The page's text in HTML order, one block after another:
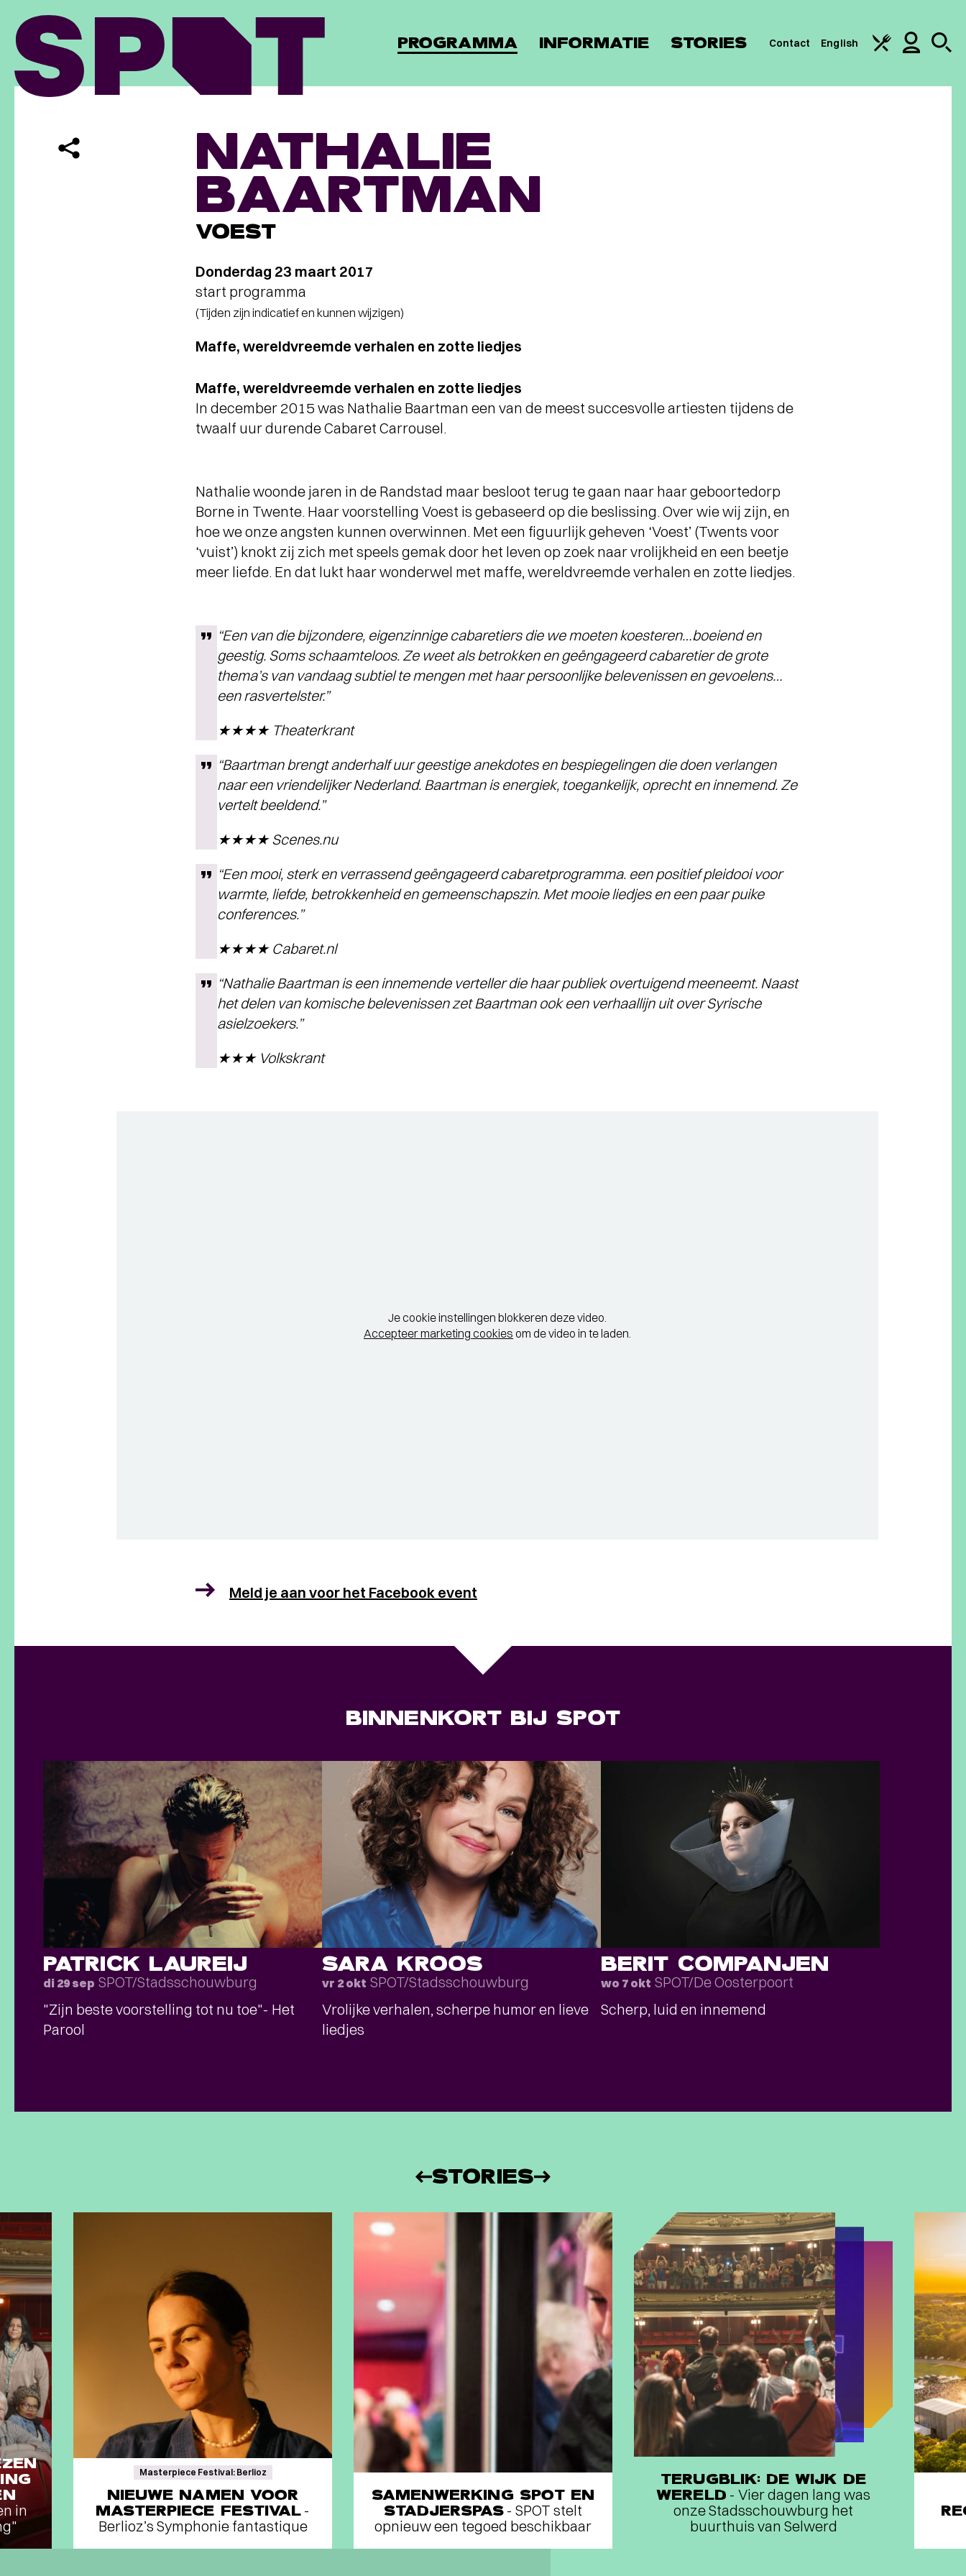
PROGRAMMA INFORMATIE STORIES Contact English
NATHALIE
BAARTMAN
VOEST
Donderdag 23 maart 2017
start programma
(Tijden zijn indicatief en kunnen wijzigen)
Maffe, wereldvreemde verhalen en zotte liedjes
Maffe, wereldvreemde verhalen en zotte liedjes
In december 2015 was Nathalie Baartman een van de meest succesvolle artiesten tijdens de
twaalf uur durende Cabaret Carrousel.
Nathalie woonde jaren in de Randstad maar besloot terug te gaan naar haar geboortedorp
Borne in Twente. Haar voorstelling Voest is gebaseerd op die beslissing. Over wie wij zijn, en
hoe we onze angsten kunnen overwinnen. Met een figuurlijk geheven ‘Voest’ (Twents voor
‘vuist’) knokt zij zich met speels gemak door het leven op zoek naar vrolijkheid en een beetje
meer liefde. En dat lukt haar wonderwel met maffe, wereldvreemde verhalen en zotte liedjes.
“Een van die bijzondere, eigenzinnige cabaretiers die we moeten koesteren…boeiend en
geestig. Soms schaamteloos. Ze weet als betrokken en geëngageerd cabaretier de grote
thema’s van vandaag subtiel te mengen met haar persoonlijke belevenissen en gevoelens…
een rasvertelster.”
★★★★ Theaterkrant
“Baartman brengt anderhalf uur geestige anekdotes en bespiegelingen die doen verlangen
naar een vriendelijker Nederland. Baartman is energiek, toegankelijk, oprecht en innemend. Ze
vertelt beeldend.”
★★★★ Scenes.nu
“Een mooi, sterk en verrassend geëngageerd cabaretprogramma. een positief pleidooi voor
warmte, liefde, betrokkenheid en gemeenschapszin. Met mooie liedjes en een paar puike
conferences.”
★★★★ Cabaret.nl
“Nathalie Baartman is een innemende verteller die haar publiek overtuigend meeneemt. Naast
het delen van komische belevenissen zet Baartman ook een verhaallijn uit over Syrische
asielzoekers.”
★★★ Volkskrant
Je cookie instellingen blokkeren deze video.
Accepteer marketing cookies om de video in te laden.
Meld je aan voor het Facebook event
BINNENKORT BIJ SPOT
PATRICK LAUREIJ
di 29 sep SPOT/Stadsschouwburg
"Zijn beste voorstelling tot nu toe"- Het
Parool
SARA KROOS
vr 2 okt SPOT/Stadsschouwburg
Vrolijke verhalen, scherpe humor en lieve
liedjes
BERIT COMPANJEN
wo 7 okt SPOT/De Oosterpoort
Scherp, luid en innemend
STORIES
in
Masterpiece Festival: Berlioz
NIEUWE NAMEN VOOR
MASTERPIECE FESTIVAL -
Berlioz’s Symphonie fantastique
SAMENWERKING SPOT EN
STADJERSPAS - SPOT stelt
opnieuw een tegoed beschikbaar
TERUGBLIK: DE WIJK DE
WERELD - Vier dagen lang was
onze Stadsschouwburg het
buurthuis van Selwerd